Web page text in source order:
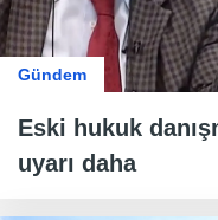
Gündem
Eski hukuk
uyarı daha